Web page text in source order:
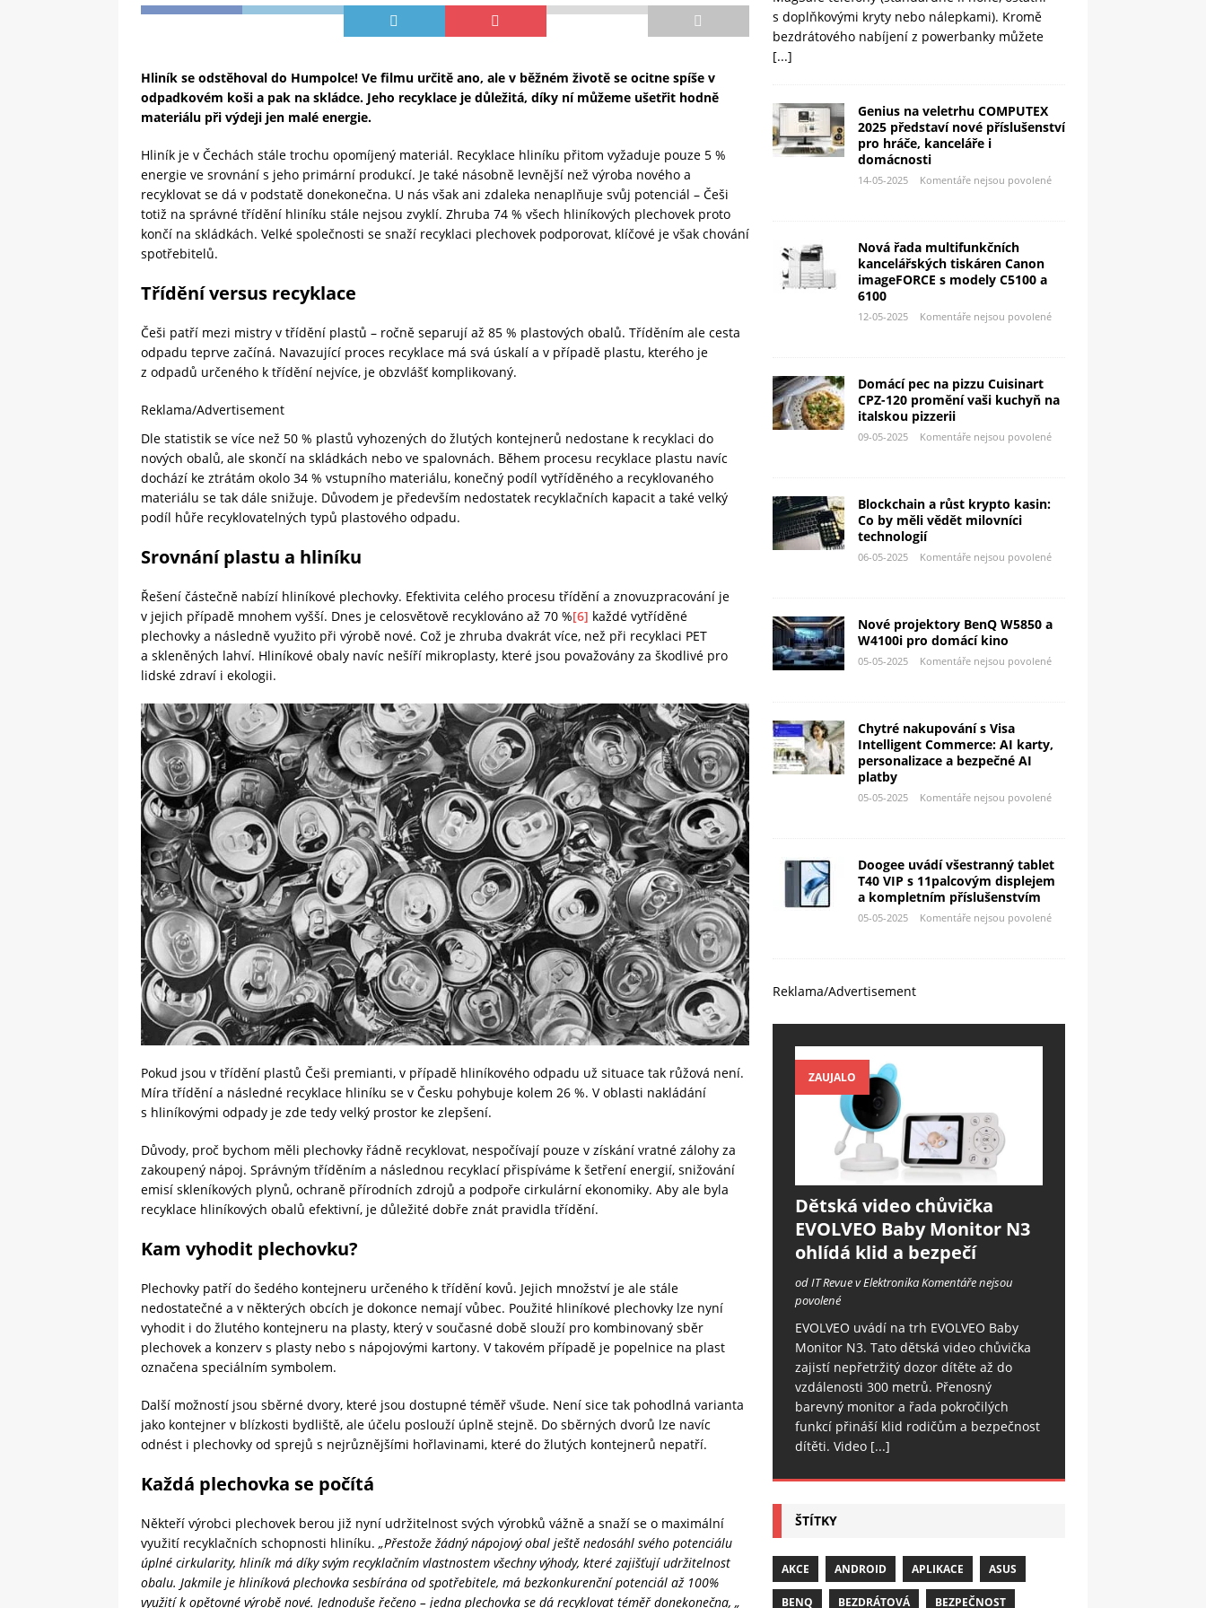
Hliník se odstěhoval do Humpolce! Ve filmu určitě ano, ale v běžném životě se ocitne spíše v
odpadkovém koši a pak na skládce. Jeho recyklace je důležitá, díky ní můžeme ušetřit hodně
materiálu při výdeji jen malé energie.
Hliník je v Čechách stále trochu opomíjený materiál. Recyklace hliníku přitom vyžaduje pouze 5 %
energie ve srovnání s jeho primární produkcí. Je také násobně levnější než výroba nového a
recyklovat se dá v podstatě donekonečna. U nás však ani zdaleka nenaplňuje svůj potenciál – Češi
totiž na správné třídění hliníku stále nejsou zvyklí. Zhruba 74 % všech hliníkových plechovek proto
končí na skládkách. Velké společnosti se snaží recyklaci plechovek podporovat, klíčové je však chování
spotřebitelů.
Třídění versus recyklace
Češi patří mezi mistry v třídění plastů – ročně separují až 85 % plastových obalů. Tříděním ale cesta
odpadu teprve začíná. Navazující proces recyklace má svá úskalí a v případě plastu, kterého je
z odpadů určeného k třídění nejvíce, je obzvlášť komplikovaný.
Reklama/Advertisement
Dle statistik se více než 50 % plastů vyhozených do žlutých kontejnerů nedostane k recyklaci do
nových obalů, ale skončí na skládkách nebo ve spalovnách. Během procesu recyklace plastu navíc
dochází ke ztrátám okolo 34 % vstupního materiálu, konečný podíl vytříděného a recyklovaného
materiálu se tak dále snižuje. Důvodem je především nedostatek recyklačních kapacit a také velký
podíl hůře recyklovatelných typů plastového odpadu.
Srovnání plastu a hliníku
Řešení částečně nabízí hliníkové plechovky. Efektivita celého procesu třídění a znovuzpracování je
v jejich případě mnohem vyšší. Dnes je celosvětově recyklováno až 70 %[6] každé vytříděné
plechovky a následně využito při výrobě nové. Což je zhruba dvakrát více, než při recyklaci PET
a skleněných lahví. Hliníkové obaly navíc nešíří mikroplasty, které jsou považovány za škodlivé pro
lidské zdraví i ekologii.
Pokud jsou v třídění plastů Češi premianti, v případě hliníkového odpadu už situace tak růžová není.
Míra třídění a následné recyklace hliníku se v Česku pohybuje kolem 26 %. V oblasti nakládání
s hliníkovými odpady je zde tedy velký prostor ke zlepšení.
Důvody, proč bychom měli plechovky řádně recyklovat, nespočívají pouze v získání vratné zálohy za
zakoupený nápoj. Správným tříděním a následnou recyklací přispíváme k šetření energií, snižování
emisí skleníkových plynů, ochraně přírodních zdrojů a podpoře cirkulární ekonomiky. Aby ale byla
recyklace hliníkových obalů efektivní, je důležité dobře znát pravidla třídění.
Kam vyhodit plechovku?
Plechovky patří do šedého kontejneru určeného k třídění kovů. Jejich množství je ale stále
nedostatečné a v některých obcích je dokonce nemají vůbec. Použité hliníkové plechovky lze nyní
vyhodit i do žlutého kontejneru na plasty, který v současné době slouží pro kombinovaný sběr
plechovek a konzerv s plasty nebo s nápojovými kartony. V takovém případě je popelnice na plast
označena speciálním symbolem.
Další možností jsou sběrné dvory, které jsou dostupné téměř všude. Není sice tak pohodlná varianta
jako kontejner v blízkosti bydliště, ale účelu poslouží úplně stejně. Do sběrných dvorů lze navíc
odnést i plechovky od sprejů s nejrůznějšími hořlavinami, které do žlutých kontejnerů nepatří.
Každá plechovka se počítá
Někteří výrobci plechovek berou již nyní udržitelnost svých výrobků vážně a snaží se o maximální
využití recyklačních schopnosti hliníku. „Přestože žádný nápojový obal ještě nedosáhl svého potenciálu
úplné cirkularity, hliník má díky svým recyklačním vlastnostem všechny výhody, které zajišťují udržitelnost
obalu. Jakmile je hliníková plechovka sesbírána od spotřebitele, má bezkonkurenční potenciál až 100%
využití k opětovné výrobě nové. Jednoduše řečeno – jedna plechovka se dá recyklovat téměř donekonečna, „
s doplňkovými kryty nebo nálepkami). Kromě
bezdrátového nabíjení z powerbanky můžete
[...]
Genius na veletrhu COMPUTEX
2025 představí nové příslušenství
pro hráče, kanceláře i
domácnosti
14-05-2025 Komentáře nejsou povolené
Nová řada multifunkčních
kancelářských tiskáren Canon
imageFORCE s modely C5100 a
6100
12-05-2025 Komentáře nejsou povolené
Domácí pec na pizzu Cuisinart
CPZ-120 promění vaši kuchyň na
italskou pizzerii
09-05-2025 Komentáře nejsou povolené
Blockchain a růst krypto kasin:
Co by měli vědět milovníci
technologií
06-05-2025 Komentáře nejsou povolené
Nové projektory BenQ W5850 a
W4100i pro domácí kino
05-05-2025 Komentáře nejsou povolené
Chytré nakupování s Visa
Intelligent Commerce: AI karty,
personalizace a bezpečné AI
platby
05-05-2025 Komentáře nejsou povolené
Doogee uvádí všestranný tablet
T40 VIP s 11palcovým displejem
a kompletním příslušenstvím
05-05-2025 Komentáře nejsou povolené
Reklama/Advertisement
ZAUJALO
Dětská video chůvička
EVOLVEO Baby Monitor N3
ohlídá klid a bezpečí
od IT Revue v ElektronikaKomentáře nejsou
povolené
EVOLVEO uvádí na trh EVOLVEO Baby
Monitor N3. Tato dětská video chůvička
zajistí nepřetržitý dozor dítěte až do
vzdálenosti 300 metrů. Přenosný
barevný monitor a řada pokročilých
funkcí přináší klid rodičům a bezpečnost
dítěti. Video [...]
ŠTÍTKY
AKCE ANDROID APLIKACE ASUS
BENQ BEZDRÁTOVÁ BEZPEČNOST